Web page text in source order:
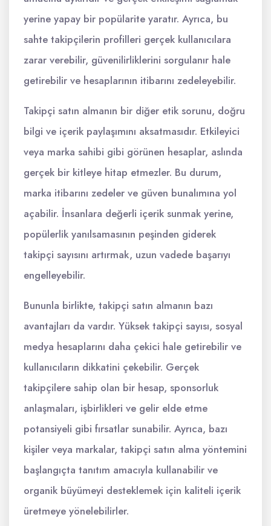
yerine yapay bir popülarite yaratır. Ayrıca, bu
sahte takipçilerin profilleri gerçek kullanıcılara
zarar verebilir, güvenilirliklerini sorgulanır hale
getirebilir ve hesaplarının itibarını zedeleyebilir.
Takipçi satın almanın bir diğer etik sorunu, doğru
bilgi ve içerik paylaşımını aksatmasıdır. Etkileyici
veya marka sahibi gibi görünen hesaplar, aslında
gerçek bir kitleye hitap etmezler. Bu durum,
marka itibarını zedeler ve güven bunalımına yol
açabilir. İnsanlara değerli içerik sunmak yerine,
popülerlik yanılsamasının peşinden giderek
takipçi sayısını artırmak, uzun vadede başarıyı
engelleyebilir.
Bununla birlikte, takipçi satın almanın bazı
avantajları da vardır. Yüksek takipçi sayısı, sosyal
medya hesaplarını daha çekici hale getirebilir ve
kullanıcıların dikkatini çekebilir. Gerçek
takipçilere sahip olan bir hesap, sponsorluk
anlaşmaları, işbirlikleri ve gelir elde etme
potansiyeli gibi fırsatlar sunabilir. Ayrıca, bazı
kişiler veya markalar, takipçi satın alma yöntemini
başlangıçta tanıtım amacıyla kullanabilir ve
organik büyümeyi desteklemek için kaliteli içerik
üretmeye yönelebilirler.